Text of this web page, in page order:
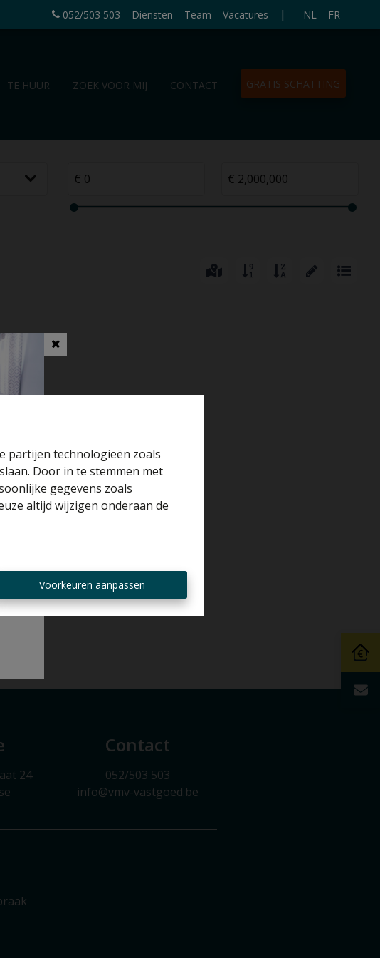
partijen technologieën zoals
Door in te stemmen met
gegevens zoals
altijd wijzigen onderaan de
Voorkeuren aanpassen
052/503 503 Diensten Team Vacatures | NL FR
TE HUUR ZOEK VOOR MIJ CONTACT GRATIS SCHATTING
24
Contact
052/503 503
info@vmv-vastgoed.be